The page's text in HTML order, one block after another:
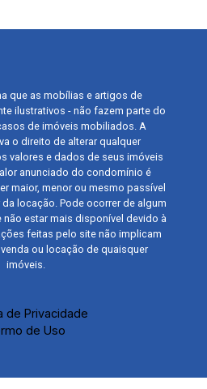
que as mobílias e artigos de
ilustrativos - não fazem parte do
de imóveis mobiliados. A
o direito de alterar qualquer
valores e dados de seus imóveis
anunciado do condomínio é
maior, menor ou mesmo passível
locação. Pode ocorrer de algum
estar mais disponível devido à
feitas pelo site não implicam
ou locação de quaisquer
imóveis.
de Privacidade
de Uso